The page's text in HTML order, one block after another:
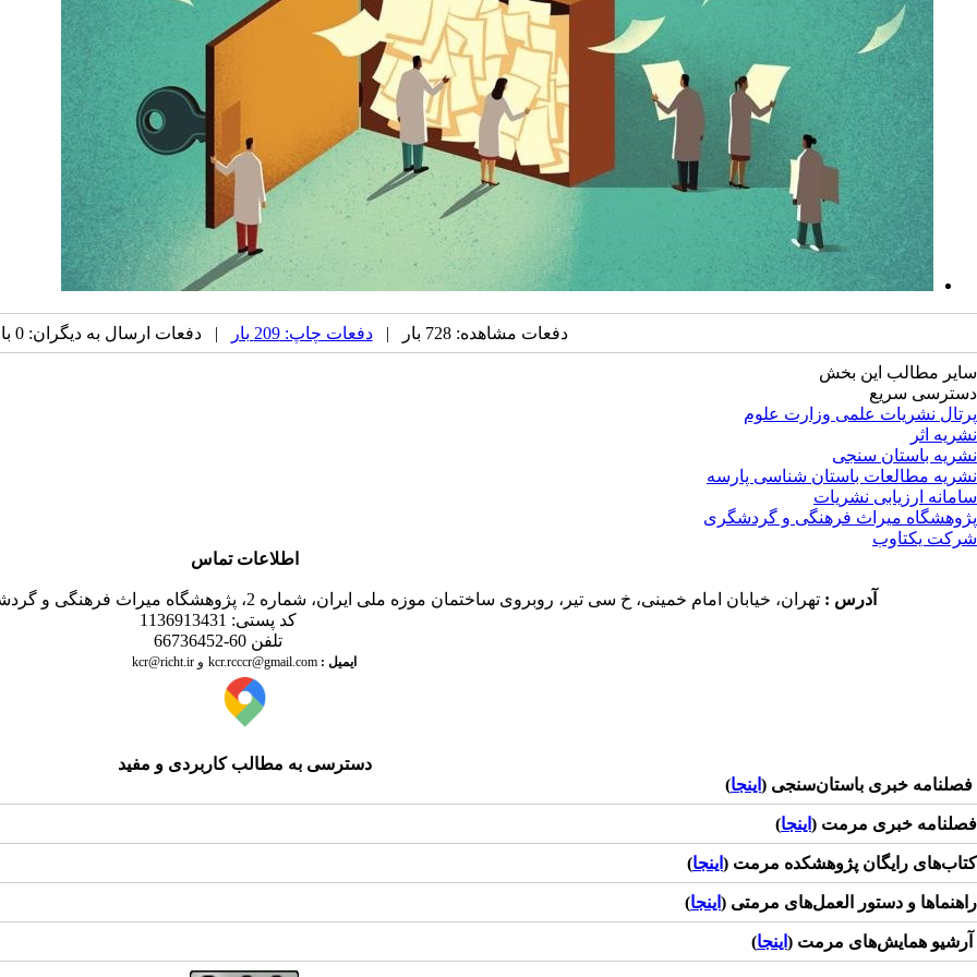
دفعات مشاهده: 728 بار | دفعات چاپ: 209 بار | دفعات ارسال به دیگران: 0 بار |
سایر مطالب این بخش
دسترسی سریع
پرتال نشریات علمی وزارت علوم
نشریه اثر
نشریه باستان سنجی
نشریه مطالعات باستان شناسی پارسه
سامانه ارزیابی نشریات
پژوهشگاه میراث فرهنگی و گردشگری
شرکت یکتاوب
اطلاعات تماس
آدرس : تهران، خیابان امام خمینی، خ سی تیر، روبروی ساختمان موزه ملی ایران، شماره 2، پژوهشگاه میراث فرهنگی و گردشگری،پژوهشکده حفاظت و مرمت آثار تاریخی- فرهنگی
کد پستی: 1136913431
تلفن 60-66736452
ایمیل : و kcr.rcccr@gmail.com
دسترسی به مطالب کاربردی و مفید
فصلنامه خبری باستان‌سنجی ( اینجا)
فصلنامه خبری مرمت ( اینجا)
کتاب‌های رایگان پژوهشکده مرمت ( اینجا)
راهنماها و دستور العمل‌های مرمتی ( اینجا)
آرشیو همایش‌های مرمت ( اینجا)